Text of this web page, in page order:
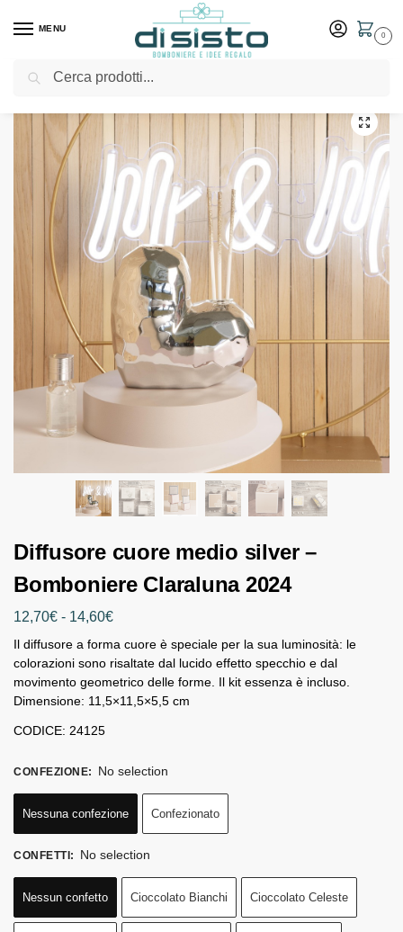
MENU
0
Home Shop Bomboniere
Diffusore cuore medio silver –
Bomboniere Claraluna 2024
12,70€ - 14,60€
Il diffusore a forma cuore è speciale per la sua luminosità: le
colorazioni sono risaltate dal lucido effetto specchio e dal
movimento geometrico delle forme. Il kit essenza è incluso.
Dimensione: 11,5×11,5×5,5 cm
CODICE: 24125
CONFEZIONE: No selection
Nessuna confezione Confezionato
CONFETTI: No selection
Nessun confetto Cioccolato Bianchi Cioccolato Celeste